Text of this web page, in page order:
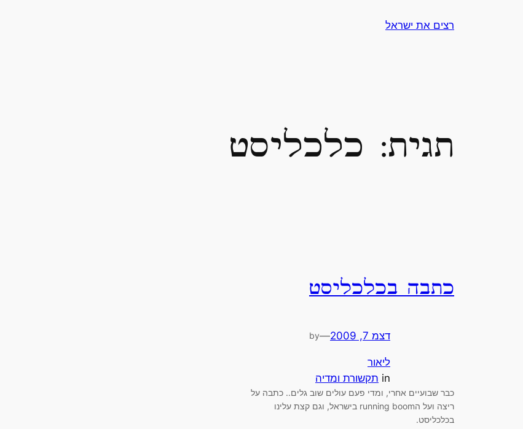
רצים את ישראל
תגית: כלכליסט
כתבה בכלכליסט
דצמ 7, 2009 —
by
ליאור
in תקשורת ומדיה
כבר שבועיים אחרי, ומדי פעם עולים שוב גלים.. כתבה על
ריצה ועל הrunning boom בישראל, וגם קצת עלינו
בכלכליסט.